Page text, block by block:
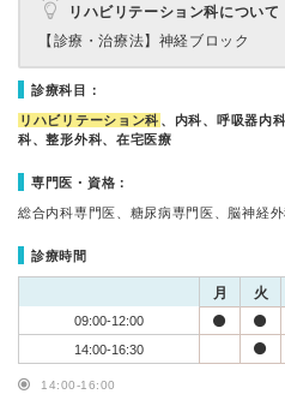
リハビリテーション科について
【診療・治療法】 神経ブロック
診療科目：
リハビリテーション科 、内科、呼吸器内
科、整形外科、在宅医療
専門医・資格：
総合内科専門医、糖尿病専門医、脳神経
診療時間
月 火
09:00-12:00
14:00-16:30
14:00-16:00